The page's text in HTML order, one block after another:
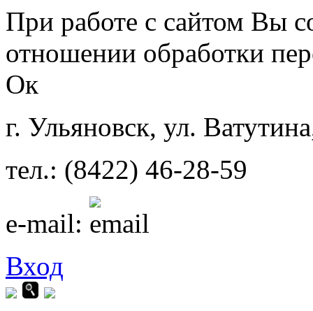
Перейти к основному содержанию
При работе с сайтом Вы
отношении обработки
Ок
г. Ульяновск, ул.
тел.: (8422) 46-28-59
e-mail:
Вход